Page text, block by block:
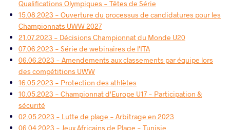
Qualifications Olympiques - Têtes de Série
15.08.2023 - Ouverture du processus de candidatures pour les
Championnats UWW 2027
21.07.2023 - Décisions Championnat du Monde U20
07.06.2023 - Série de webinaires de l'ITA
06.06.2023 - Amendements aux classements par équipe lors
des compétitions UWW
16.05.2023 - Protection des athlètes
10.05.2023 - Championnat d'Europe U17 - Participation &
sécurité
02.05.2023 - Lutte de plage - Arbitrage en 2023
06.04.2023 - Jeux Africains de Plage - Tunisie